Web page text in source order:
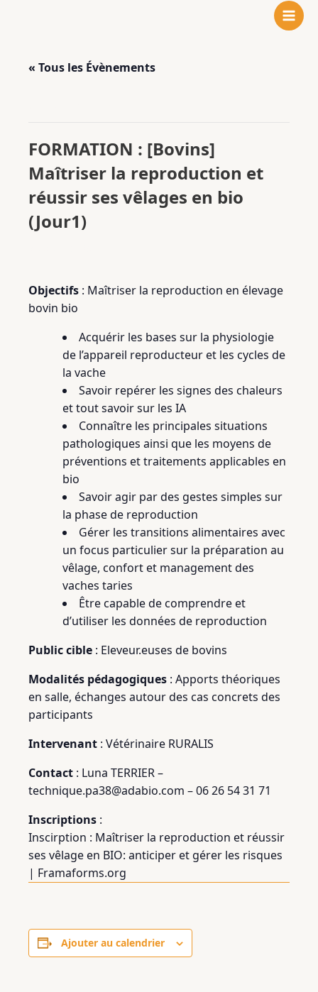
« Tous les Évènements
FORMATION : [Bovins]
Maîtriser la reproduction et
réussir ses vêlages en bio
(Jour1)
Objectifs : Maîtriser la reproduction en élevage
bovin bio
Acquérir les bases sur la physiologie
de l’appareil reproducteur et les cycles de
la vache
Savoir repérer les signes des chaleurs
et tout savoir sur les IA
Connaître les principales situations
pathologiques ainsi que les moyens de
préventions et traitements applicables en
bio
Savoir agir par des gestes simples sur
la phase de reproduction
Gérer les transitions alimentaires avec
un focus particulier sur la préparation au
vêlage, confort et management des
vaches taries
Être capable de comprendre et
d’utiliser les données de reproduction
Public cible : Eleveur.euses de bovins
Modalités pédagogiques : Apports théoriques
en salle, échanges autour des cas concrets des
participants
Intervenant : Vétérinaire RURALIS
Contact : Luna TERRIER –
technique.pa38@adabio.com – 06 26 54 31 71
Inscriptions :
Inscirption : Maîtriser la reproduction et réussir
ses vêlage en BIO: anticiper et gérer les risques
| Framaforms.org
Ajouter au calendrier
e
t
a
g
r
a
m
e
b
k
e